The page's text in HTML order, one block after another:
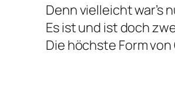
Denn vielleicht war’s
Es ist und ist doch
Die höchste Form von